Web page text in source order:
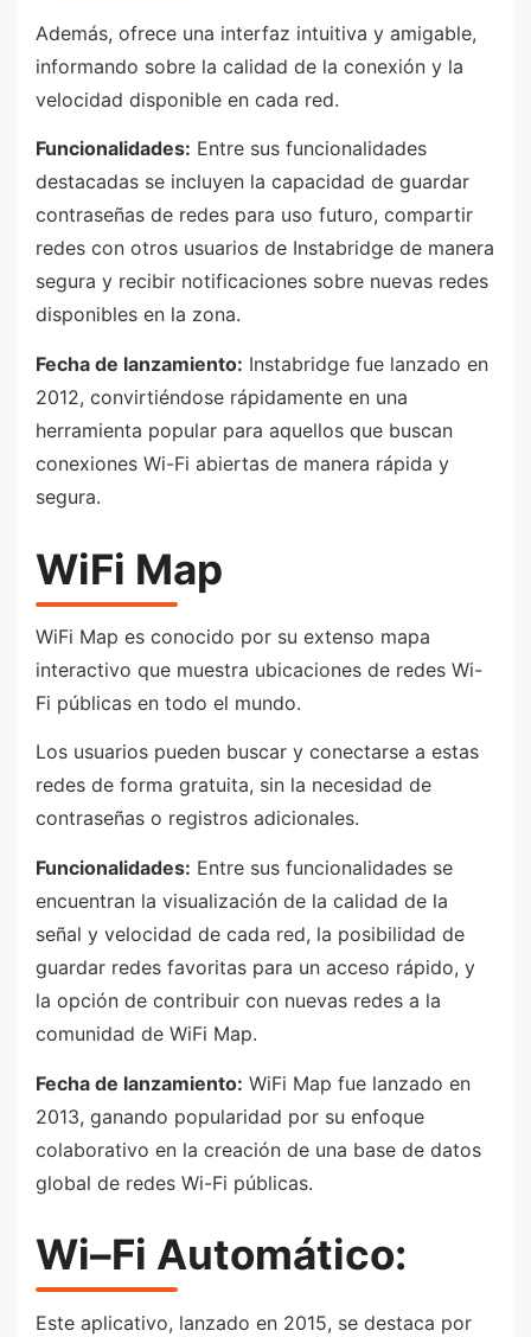
Además, ofrece una interfaz intuitiva y amigable,
informando sobre la calidad de la conexión y la
velocidad disponible en cada red.
Funcionalidades: Entre sus funcionalidades
destacadas se incluyen la capacidad de guardar
contraseñas de redes para uso futuro, compartir
redes con otros usuarios de Instabridge de manera
segura y recibir notificaciones sobre nuevas redes
disponibles en la zona.
Fecha de lanzamiento: Instabridge fue lanzado en
2012, convirtiéndose rápidamente en una
herramienta popular para aquellos que buscan
conexiones Wi-Fi abiertas de manera rápida y
segura.
WiFi Map
WiFi Map es conocido por su extenso mapa
interactivo que muestra ubicaciones de redes Wi-
Fi públicas en todo el mundo.
Los usuarios pueden buscar y conectarse a estas
redes de forma gratuita, sin la necesidad de
contraseñas o registros adicionales.
Funcionalidades: Entre sus funcionalidades se
encuentran la visualización de la calidad de la
señal y velocidad de cada red, la posibilidad de
guardar redes favoritas para un acceso rápido, y
la opción de contribuir con nuevas redes a la
comunidad de WiFi Map.
Fecha de lanzamiento: WiFi Map fue lanzado en
2013, ganando popularidad por su enfoque
colaborativo en la creación de una base de datos
global de redes Wi-Fi públicas.
Wi–Fi Automático:
Este aplicativo, lanzado en 2015, se destaca por